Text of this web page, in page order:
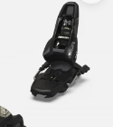
punctele de
forma